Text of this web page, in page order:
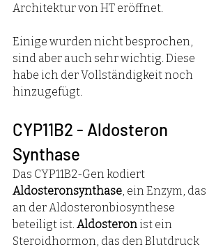
Architektur von HT eröffnet.
Einige wurden nicht besprochen,
sind aber auch sehr wichtig. Diese
habe ich der Vollständigkeit noch
hinzugefügt.
CYP11B2 - Aldosteron
Synthase
Das CYP11B2-Gen kodiert
Aldosteronsynthase , ein Enzym, das
an der Aldosteronbiosynthese
beteiligt ist. Aldosteron ist ein
Steroidhormon, das den Blutdruck